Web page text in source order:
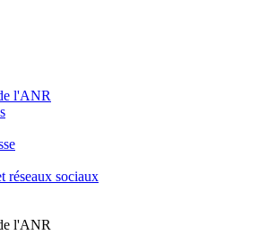
l'ANR
réseaux sociaux
l'ANR